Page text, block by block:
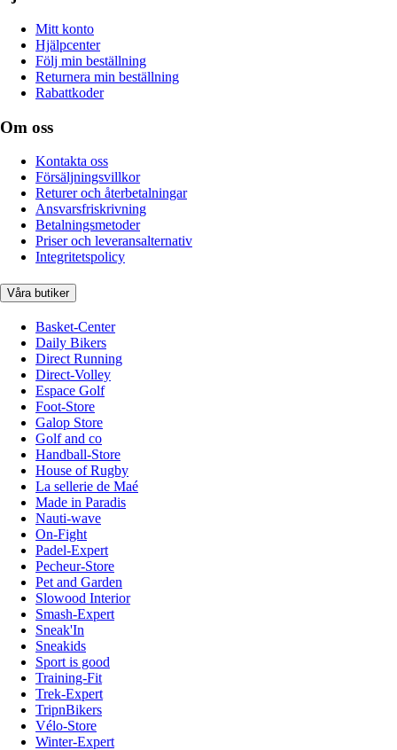
Mitt konto
Hjälpcenter
Följ min beställning
Returnera min beställning
Rabattkoder
Om oss
Kontakta oss
Försäljningsvillkor
Returer och återbetalningar
Ansvarsfriskrivning
Betalningsmetoder
Priser och leveransalternativ
Integritetspolicy
Våra butiker
Basket-Center
Daily Bikers
Direct Running
Direct-Volley
Espace Golf
Foot-Store
Galop Store
Golf and co
Handball-Store
House of Rugby
La sellerie de Maé
Made in Paradis
Nauti-wave
On-Fight
Padel-Expert
Pecheur-Store
Pet and Garden
Slowood Interior
Smash-Expert
Sneak'In
Sneakids
Sport is good
Training-Fit
Trek-Expert
TripnBikers
Vélo-Store
Winter-Expert